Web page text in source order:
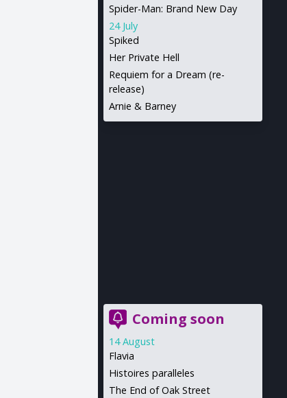
Spider-Man: Brand New Day
24 July
Spiked
Her Private Hell
Requiem for a Dream (re-
release)
Arnie & Barney
Coming soon
14 August
Flavia
Histoires paralleles
The End of Oak Street